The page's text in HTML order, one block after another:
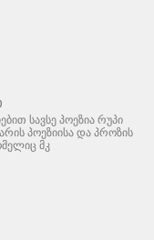
სავსე პოეზია რუპი
პოეზიისა და პროზის
მკ